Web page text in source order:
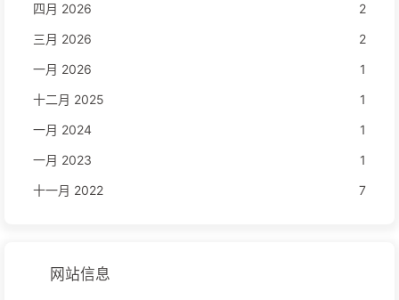
四月 2026
2
三月 2026
2
一月 2026
1
十二月 2025
1
一月 2024
1
一月 2023
1
十一月 2022
7
网站信息